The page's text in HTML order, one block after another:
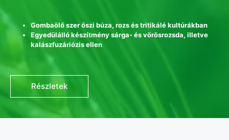
Gombaölő szer őszi búza, rozs és tritikálé kultúrákban
Egyedülálló készítmény sárga- és vörösrozsda, illetve
kalászfuzáriózis ellen
Részletek